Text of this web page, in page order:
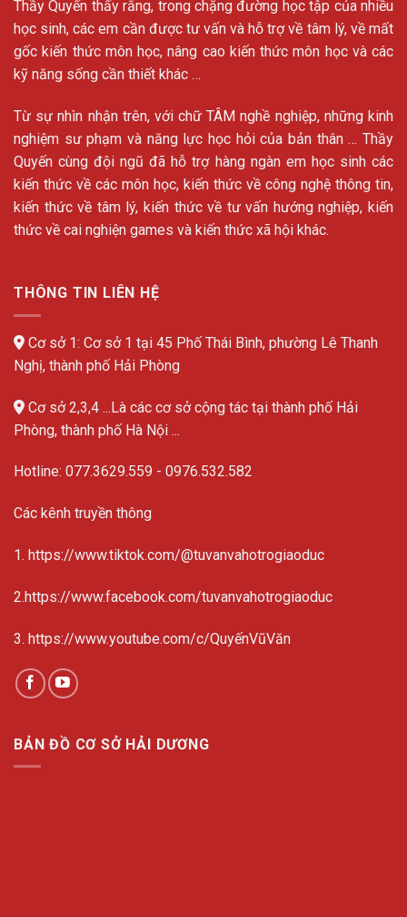
Thầy Quyến thấy rằng, trong chặng đường học tập của nhiều
học sinh, các em cần được tư vấn và hỗ trợ về tâm lý, về mất
gốc kiến thức môn học, nâng cao kiến thức môn học và các
kỹ năng sống cần thiết khác …
Từ sự nhìn nhận trên, với chữ TÂM nghề nghiệp, những kinh
nghiệm sư phạm và năng lực học hỏi của bản thân … Thầy
Quyến cùng đội ngũ đã hỗ trợ hàng ngàn em học sinh các
kiến thức về các môn học, kiến thức về công nghệ thông tin,
kiến thức về tâm lý, kiến thức về tư vấn hướng nghiệp, kiến
thức về cai nghiện games và kiến thức xã hội khác.
THÔNG TIN LIÊN HỆ
Cơ sở 1: Cơ sở 1 tại 45 Phố Thái Bình, phường Lê Thanh
Nghị, thành phố Hải Phòng
Cơ sở 2,3,4 ...Là các cơ sở cộng tác tại thành phố Hải
Phòng, thành phố Hà Nội ...
Hotline: 077.3629.559 - 0976.532.582
Các kênh truyền thông
1. https://www.tiktok.com/@tuvanvahotrogiaoduc
2.https://www.facebook.com/tuvanvahotrogiaoduc
3. https://www.youtube.com/c/QuyếnVũVăn
BẢN ĐỒ CƠ SỞ HẢI DƯƠNG